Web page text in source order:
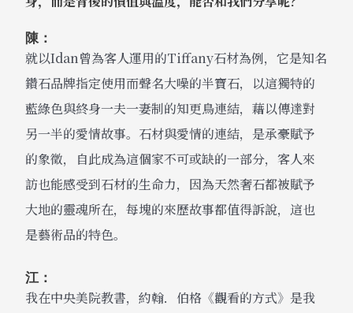
陳：
就以Idan曾為客人運用的Tiffany石材為例，它是知名
鑽石品牌指定使用而聲名大噪的半寶石，以這獨特的
藍綠色與終身一夫一妻制的知更鳥連結，藉以傳達對
另一半的愛情故事。石材與愛情的連結，是承豪賦予
的象徵，自此成為這個家不可或缺的一部分，客人來
訪也能感受到石材的生命力，因為天然奢石都被賦予
大地的靈魂所在，每塊的來歷故事都值得訴說，這也
是藝術品的特色。
江：
我在中央美院教書，約翰．伯格《觀看的方式》是我